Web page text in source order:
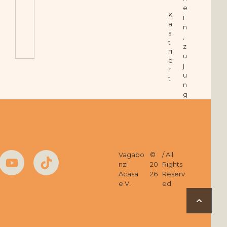
K
a
s
t
ri
e
r
t
e
i
n
z
u
j
u
n
g
Vagabo
nzi
Acasa
e.V.
©
20
26
/ All
Rights
Reserv
ed